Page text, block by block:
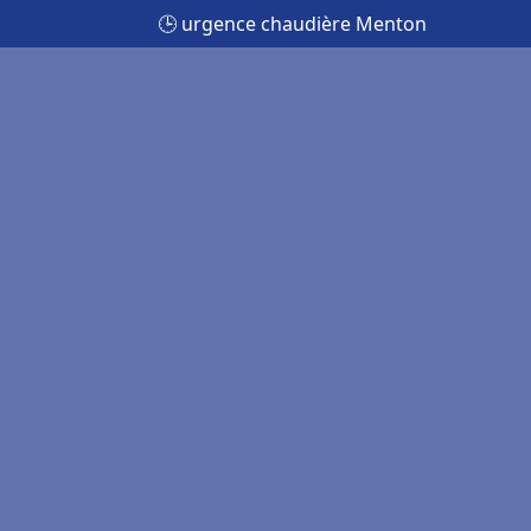
🕒 urgence chaudière Menton